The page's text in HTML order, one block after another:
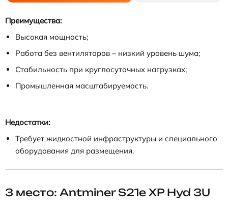
Преимущества:
Высокая мощность;
Работа без вентиляторов – низкий уровень шума;
Стабильность при круглосуточных нагрузках;
Промышленная масштабируемость.
Недостатки:
Требует жидкостной инфраструктуры и специального
оборудования для размещения.
3 место: Antminer S21e XP Hyd 3U